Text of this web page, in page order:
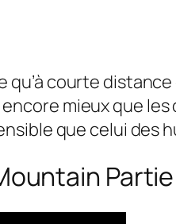
qu’à courte
mieux que
que celui des